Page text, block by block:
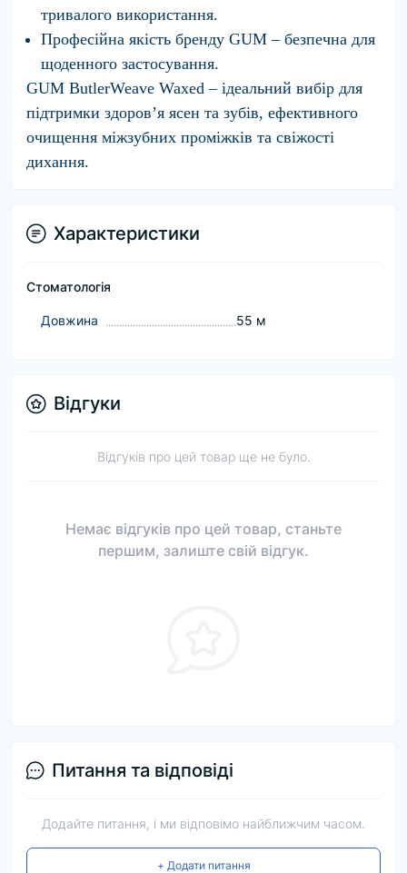
тривалого використання.
Професійна якість бренду GUM – безпечна для
щоденного застосування.
GUM ButlerWeave Waxed – ідеальний вибір для
підтримки здоров’я ясен та зубів, ефективного
очищення міжзубних проміжків та свіжості
дихання.
Характеристики
Стоматологія
Довжина 55 м
Відгуки
Відгуків про цей товар ще не було.
Немає відгуків про цей товар, станьте
першим, залиште свій відгук.
Питання та відповіді
Додайте питання, і ми відповімо найближчим часом.
+ Додати питання